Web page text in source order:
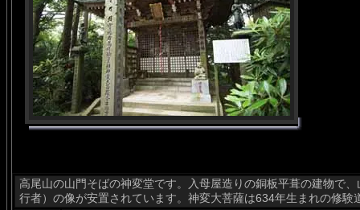
高尾山の山門そばの神変堂です。入母屋造りの銅板平葺の建物で
行者）の像が安置されています。神変大菩薩は634年生まれの修